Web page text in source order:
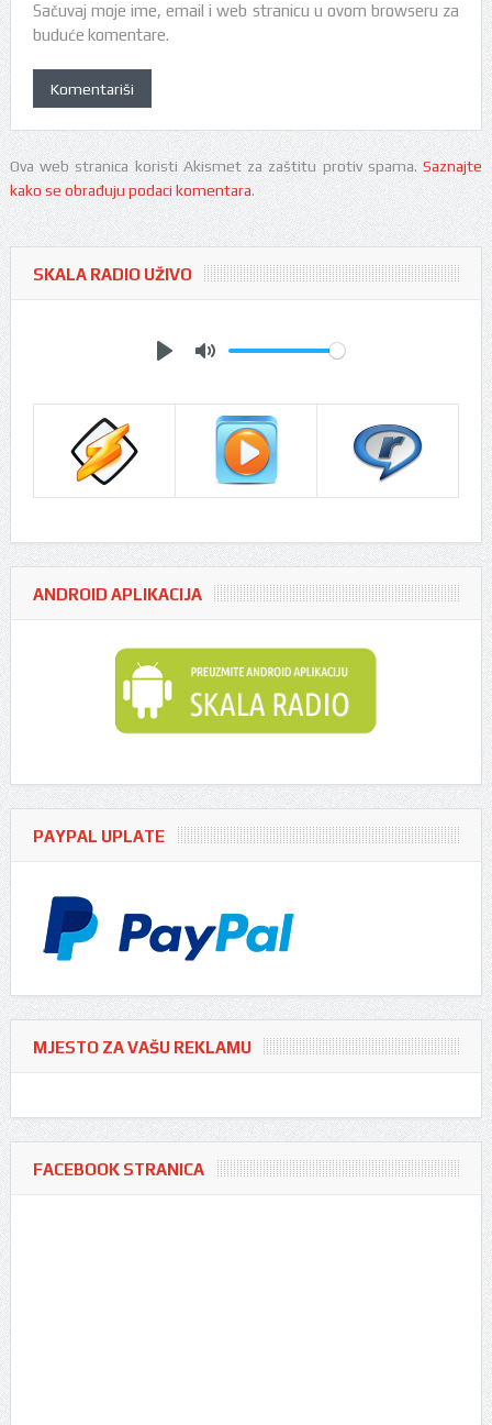
Sačuvaj moje ime, email i web stranicu u ovom browseru za
buduće komentare.
Ova web stranica koristi Akismet za zaštitu protiv spama.Saznajte
kako se obrađuju podaci komentara.
SKALA RADIO UŽIVO
ANDROID APLIKACIJA
PAYPAL UPLATE
MJESTO ZA VAŠU REKLAMU
FACEBOOK STRANICA